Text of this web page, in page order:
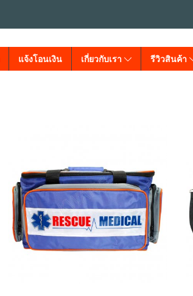
แจ้งโอนเงิน เกี่ยวกับเรา รีวิวสินค้า